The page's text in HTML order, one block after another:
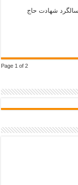
شهادت حاج
Page 1 of 2